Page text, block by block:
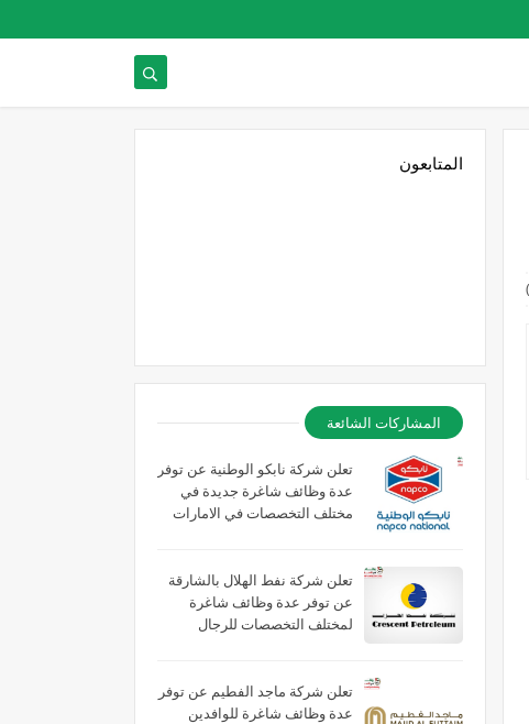
المتابعون
المشاركات الشائعة
تعلن شركة نابكو الوطنية عن توفر
عدة وظائف شاغرة جديدة في
مختلف التخصصات في الامارات
تعلن شركة نفط الهلال بالشارقة
عن توفر عدة وظائف شاغرة
لمختلف التخصصات للرجال
تعلن شركة ماجد الفطيم عن توفر
عدة وظائف شاغرة للوافدين